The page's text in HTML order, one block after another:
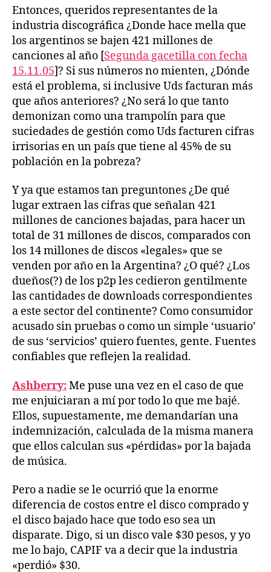
Entonces, queridos representantes de la
industria discográfica ¿Donde hace mella que
los argentinos se bajen 421 millones de
canciones al año [Segunda gacetilla con fecha
15.11.05]? Si sus números no mienten, ¿Dónde
está el problema, si inclusive Uds facturan más
que años anteriores? ¿No será lo que tanto
demonizan como una trampolín para que
suciedades de gestión como Uds facturen cifras
irrisorias en un país que tiene al 45% de su
población en la pobreza?
Y ya que estamos tan preguntones ¿De qué
lugar extraen las cifras que señalan 421
millones de canciones bajadas, para hacer un
total de 31 millones de discos, comparados con
los 14 millones de discos «legales» que se
venden por año en la Argentina? ¿O qué? ¿Los
dueños(?) de los p2p les cedieron gentilmente
las cantidades de downloads correspondientes
a este sector del continente? Como consumidor
acusado sin pruebas o como un simple ‘usuario’
de sus ‘servicios’ quiero fuentes, gente. Fuentes
confiables que reflejen la realidad.
Ashberry:Me puse una vez en el caso de que
me enjuiciaran a mí por todo lo que me bajé.
Ellos, supuestamente, me demandarían una
indemnización, calculada de la misma manera
que ellos calculan sus «pérdidas» por la bajada
de música.
Pero a nadie se le ocurrió que la enorme
diferencia de costos entre el disco comprado y
el disco bajado hace que todo eso sea un
disparate. Digo, si un disco vale $30 pesos, y yo
me lo bajo, CAPIF va a decir que la industria
«perdió» $30.